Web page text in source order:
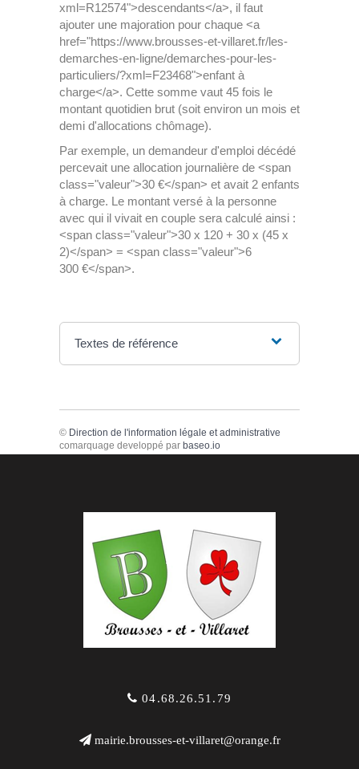
xml=R12574">descendants</a>, il faut
ajouter une majoration pour chaque <a
href="https://www.brousses-et-villaret.fr/les-
demarches-en-ligne/demarches-pour-les-
particuliers/?xml=F23468">enfant à
charge</a>. Cette somme vaut 45 fois le
montant quotidien brut (soit environ un mois et
demi d'allocations chômage).
Par exemple, un demandeur d'emploi décédé
percevait une allocation journalière de <span
class="valeur">30 €</span> et avait 2 enfants
à charge. Le montant versé à la personne
avec qui il vivait en couple sera calculé ainsi :
<span class="valeur">30 x 120 + 30 x (45 x
2)</span> = <span class="valeur">6
300 €</span>.
Textes de référence
© Direction de l'information légale et administrative
comarquage developpé par baseo.io
04.68.26.51.79
mairie.brousses-et-villaret@orange.fr